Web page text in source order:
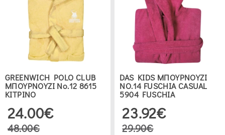
GREENWICH POLO CLUB
ΜΠΟΥΡΝΟΥΖΙ Νο.12 8615
ΚΙΤΡΙΝΟ
24.00€
48.00€
DAS KIDS ΜΠΟΥΡΝΟΥΖΙ
ΝΟ.14 FUSCHIA CASUAL
5904 FUSCHIA
23.92€
29.90€